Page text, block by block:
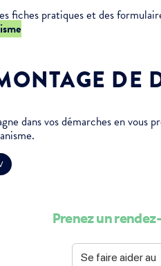
fiches pratiques et des
DE
dans vos démarches en vous